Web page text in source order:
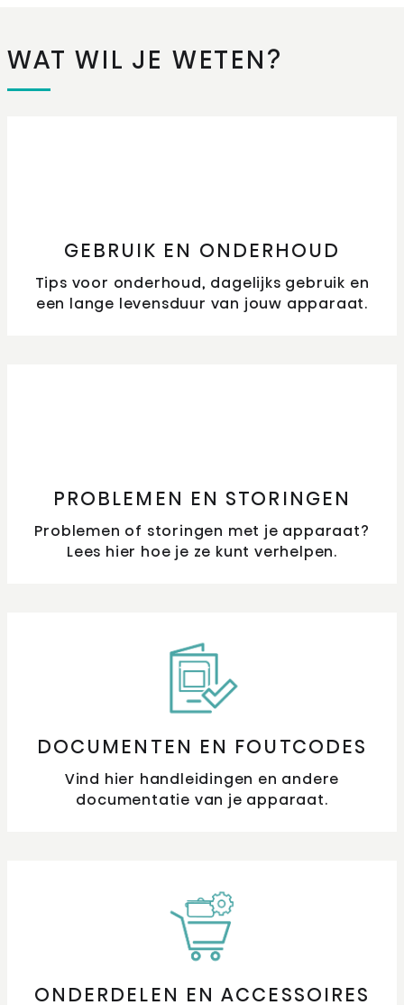
WAT WIL JE WETEN?
GEBRUIK EN ONDERHOUD
Tips voor onderhoud, dagelijks gebruik en
een lange levensduur van jouw apparaat.
PROBLEMEN EN STORINGEN
Problemen of storingen met je apparaat?
Lees hier hoe je ze kunt verhelpen.
DOCUMENTEN EN FOUTCODES
Vind hier handleidingen en andere
documentatie van je apparaat.
ONDERDELEN EN ACCESSOIRES